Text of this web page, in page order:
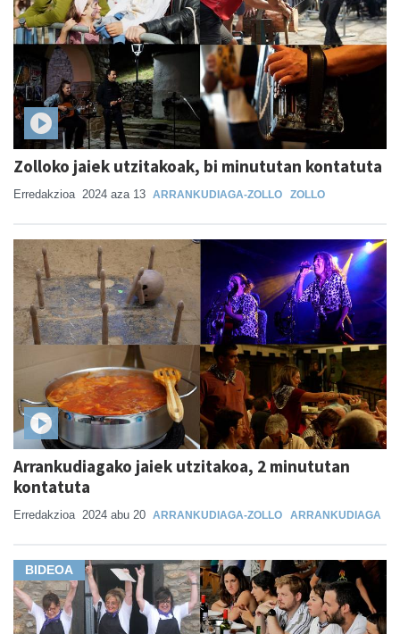
Zolloko jaiek utzitakoak, bi minututan kontatuta
Erredakzioa 2024 aza 13 ARRANKUDIAGA-ZOLLO ZOLLO
Arrankudiagako jaiek utzitakoa, 2 minututan
kontatuta
Erredakzioa 2024 abu 20 ARRANKUDIAGA-ZOLLO ARRANKUDIAGA
BIDEOA